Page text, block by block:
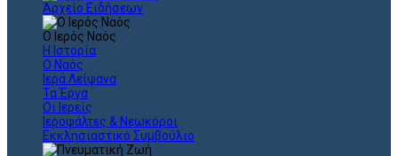
Αρχείο Ειδήσεων
Ο Ιερός Ναός
Η Ιστορία
Ο Ναός
Ιερά Λείψανα
Τα Έργα
Οι Ιερείς
Ιεροψάλτες & Νεωκόροι
Εκκλησιαστικό Συμβούλιο